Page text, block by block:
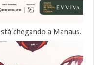
chegando a Manaus.